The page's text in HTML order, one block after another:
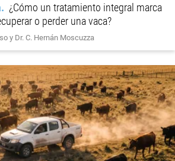
¿Cómo un tratamiento integral marca
o perder una vaca?
y Dr. C. Hernán Moscuzza